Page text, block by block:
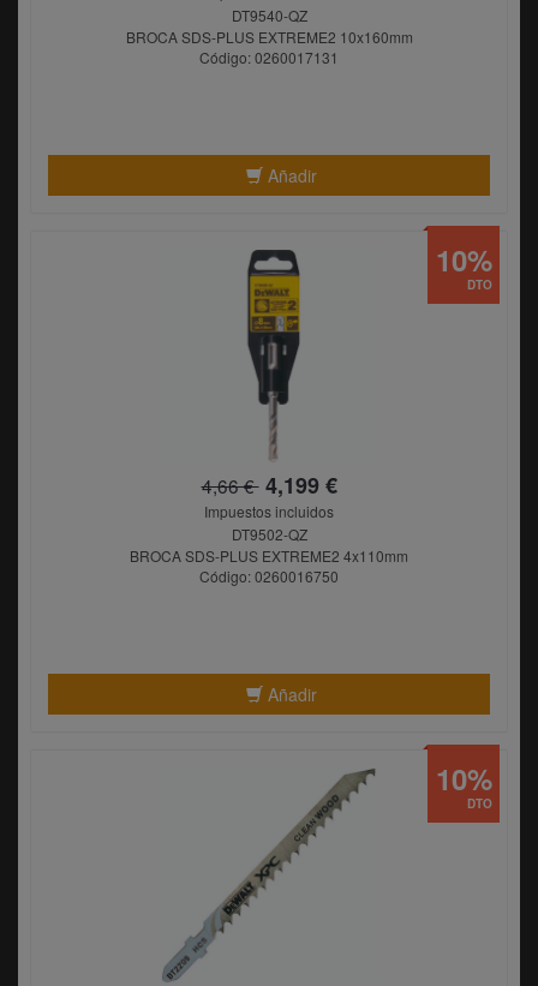
DT9540-QZ
BROCA SDS-PLUS EXTREME2 10x160mm
Código: 0260017131
Añadir
4,66 €4,199 €
Impuestos incluidos
DT9502-QZ
BROCA SDS-PLUS EXTREME2 4x110mm
Código: 0260016750
Añadir
DTO
10%
DTO
10%